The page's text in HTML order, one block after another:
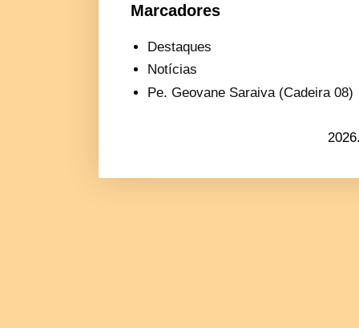
Marcadores
Destaques
Notícias
Pe. Geovane Saraiva (Cadeira 08)